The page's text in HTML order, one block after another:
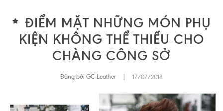
ĐIỂM MẶT NHỮNG MÓN PHỤ
KIỆN KHÔNG THỂ THIẾU CHO
CHÀNG CÔNG SỞ
Đăng bởi GC Leather 17/07/2018